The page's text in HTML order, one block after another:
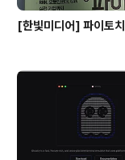
[한빛미디어] 파이토